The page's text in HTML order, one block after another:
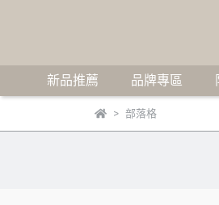
新品推薦 品牌專區
部落格